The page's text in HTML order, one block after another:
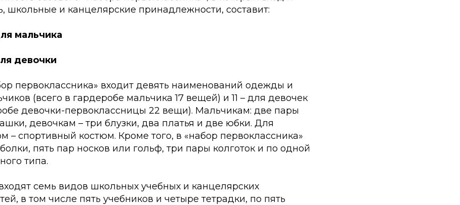
школьные и канцелярские принадлежности, составит:
мальчика
девочки
первоклассника» входит девять наименований одежды и
(всего в гардеробе мальчика 17 вещей) и 11 – для девочек
девочки-первоклассницы 22 вещи). Мальчикам: две пары
девочкам – три блузки, два платья и две юбки. Для
– спортивный костюм. Кроме того, в «набор первоклассника»
пять пар носков или гольф, три пары колготок и по одной
типа.
семь видов школьных учебных и канцелярских
в том числе пять учебников и четыре тетрадки, по пять